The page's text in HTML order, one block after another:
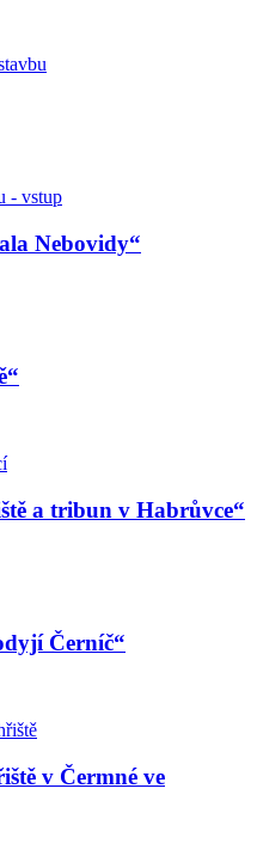
Nebovidy“
a tribun v Habrůvce“
Černíč“
v Čermné ve